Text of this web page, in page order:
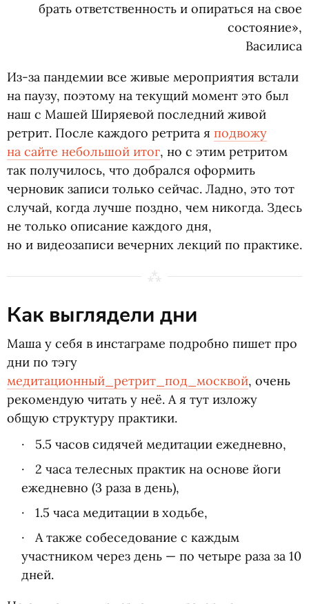
брать ответственность и опираться на свое
состояние»,
Василиса
Из-за пандемии все живые мероприятия встали
на паузу, поэтому на текущий момент это был
наш с Машей Ширяевой последний живой
ретрит. После каждого ретрита я подвожу
на сайте небольшой итог, но с этим ретритом
так получилось, что добрался оформить
черновик записи только сейчас. Ладно, это тот
случай, когда лучше поздно, чем никогда. Здесь
не только описание каждого дня,
но и видеозаписи вечерних лекций по практике.
Как выглядели дни
Маша у себя в инстаграме подробно пишет про
дни по тэгу
медитационный_ретрит_под_москвой, очень
рекомендую читать у неё. А я тут изложу
общую структуру практики.
5.5 часов сидячей медитации ежедневно,
2 часа телесных практик на основе йоги
ежедневно (3 раза в день),
1.5 часа медитации в ходьбе,
А также собеседование с каждым
участником через день — по четыре раза за 10
дней.